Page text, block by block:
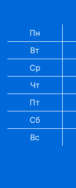
Пн
Вт
Ср
Чт
Пт
Сб
Вс